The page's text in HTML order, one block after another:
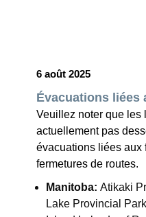
6 août 2025
Évacuations liées
Veuillez noter que les
actuellement pas
évacuations liées aux
fermetures de routes.
Manitoba: Atikaki
Lake Provincial